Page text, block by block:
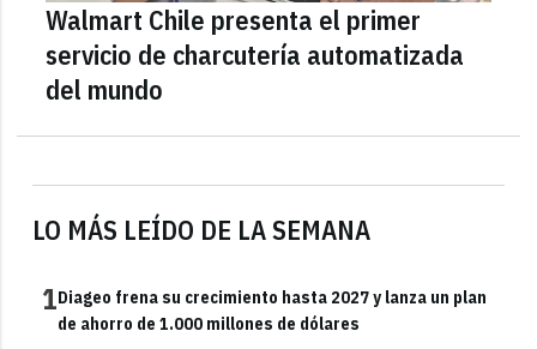
LO MÁS LEÍDO DE LA SEMANA
1Diageo frena su crecimiento hasta 2027 y lanza un plan
de ahorro de 1.000 millones de dólares
Walmart Chile presenta el primer
servicio de charcutería automatizada
del mundo